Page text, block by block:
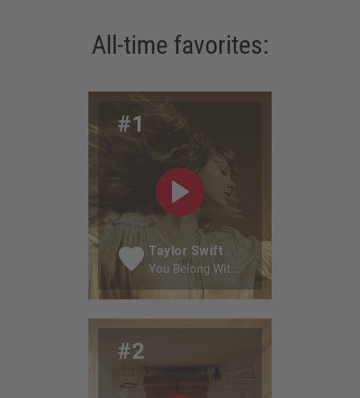
All-time favorites:
#1
Taylor Swift
You Belong Wit...
#2